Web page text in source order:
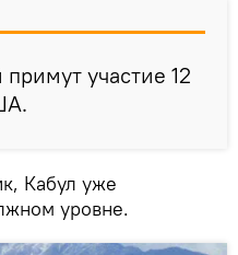
участие 12
Кабул уже
уровне.